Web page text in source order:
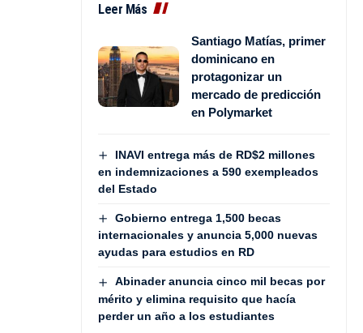
Leer Más
Santiago Matías, primer
dominicano en
protagonizar un
mercado de predicción
en Polymarket
INAVI entrega más de RD$2 millones
en indemnizaciones a 590 exempleados
del Estado
Gobierno entrega 1,500 becas
internacionales y anuncia 5,000 nuevas
ayudas para estudios en RD
Abinader anuncia cinco mil becas por
mérito y elimina requisito que hacía
perder un año a los estudiantes